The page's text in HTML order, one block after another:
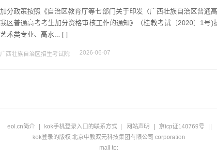
加分政策按照《自治区教育厅等七部门关于印发〈广西壮族自治区普
我区普通高考考生加分资格审核工作的通知》（桂教考试〔2020〕1号
艺术类专业、高水... [ ]
广西壮族自治区招生考试院 2026-06-07
eol.cn简介 kok手机登录入口的联系方式 网站声明 京icp证140769号
kok登录的版权 北京中教双元科技集团有限公司 corporation
mail to: